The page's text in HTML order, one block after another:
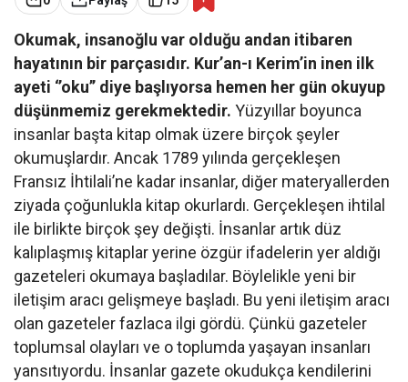
Okumak, insanoğlu var olduğu andan itibaren
hayatının bir parçasıdır. Kur’an-ı Kerim’in inen ilk
ayeti ‘’oku’’ diye başlıyorsa hemen her gün okuyup
düşünmemiz gerekmektedir. Yüzyıllar boyunca
insanlar başta kitap olmak üzere birçok şeyler
okumuşlardır. Ancak 1789 yılında gerçekleşen
Fransız İhtilali’ne kadar insanlar, diğer materyallerden
ziyada çoğunlukla kitap okurlardı. Gerçekleşen ihtilal
ile birlikte birçok şey değişti. İnsanlar artık düz
kalıplaşmış kitaplar yerine özgür ifadelerin yer aldığı
gazeteleri okumaya başladılar. Böylelikle yeni bir
iletişim aracı gelişmeye başladı. Bu yeni iletişim aracı
olan gazeteler fazlaca ilgi gördü. Çünkü gazeteler
toplumsal olayları ve o toplumda yaşayan insanları
yansıtıyordu. İnsanlar gazete okudukça kendilerini